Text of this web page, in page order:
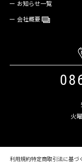
お知らせ一覧
会社概要
火
利用規約特定商取引法に基づ